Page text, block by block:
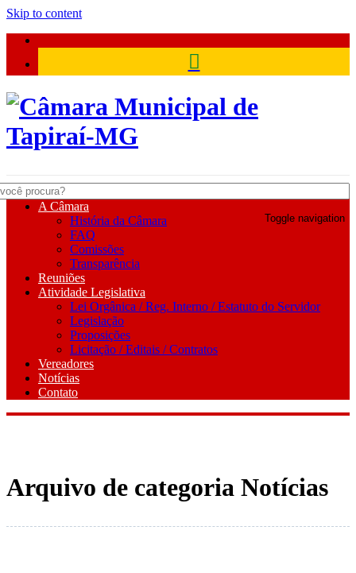
Skip to content
Câmara Municipal de Tapiraí-
Toggle navigation
A Câmara
História da Câmara
FAQ
Comissões
Transparência
Reuniões
Atividade Legislativa
Lei Orgânica / Reg. Interno / Estatuto do Servidor
Legislação
Proposições
Licitação / Editais / Contratos
Vereadores
Notícias
Contato
Arquivo de categoria Notícias